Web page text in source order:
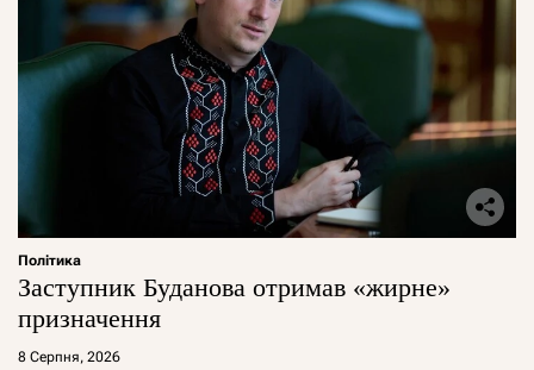
Політика
Заступник Буданова отримав «жирне»
призначення
8 Серпня, 2026